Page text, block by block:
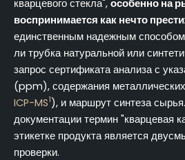
кварцевого стекла", особенно на
воспринимается как нечто
единственным надежным
ли трубка натуральной или
запрос сертификата анализа с
(ppm), содержания
ICP-MS1), и маршрут синтеза
документации термин "кварцевая
этикетке продукта является
проверки.